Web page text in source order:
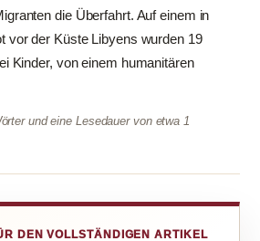
die Überfahrt. Auf einem in
vor der Küste Libyens wurden 19
Kinder, von einem humanitären
und eine Lesedauer von etwa 1
DEN VOLLSTÄNDIGEN ARTIKEL